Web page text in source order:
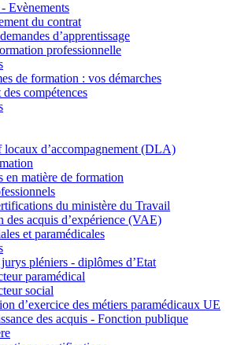
Evènements
du contrat
d’apprentissage
professionnelle
de formation : vos démarches
compétences
d’accompagnement (DLA)
en matière de formation
du ministère du Travail
des acquis d’expérience (VAE)
et paramédicales
pléniers - diplômes d’Etat
paramédical
social
d’exercice des métiers paramédicaux UE
des acquis - Fonction publique